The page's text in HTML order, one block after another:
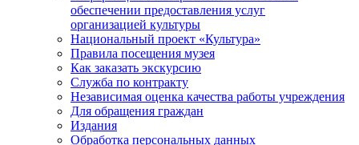
обеспечении предоставления услуг
организацией культуры
Национальный проект «Культура»
Правила посещения музея
Как заказать экскурсию
Служба по контракту
Независимая оценка качества работы учреждения
Для обращения граждан
Издания
Обработка персональных данных